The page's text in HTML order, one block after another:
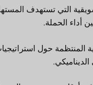
التي تستهدف
أداء الحملة.
المنتظمة حول